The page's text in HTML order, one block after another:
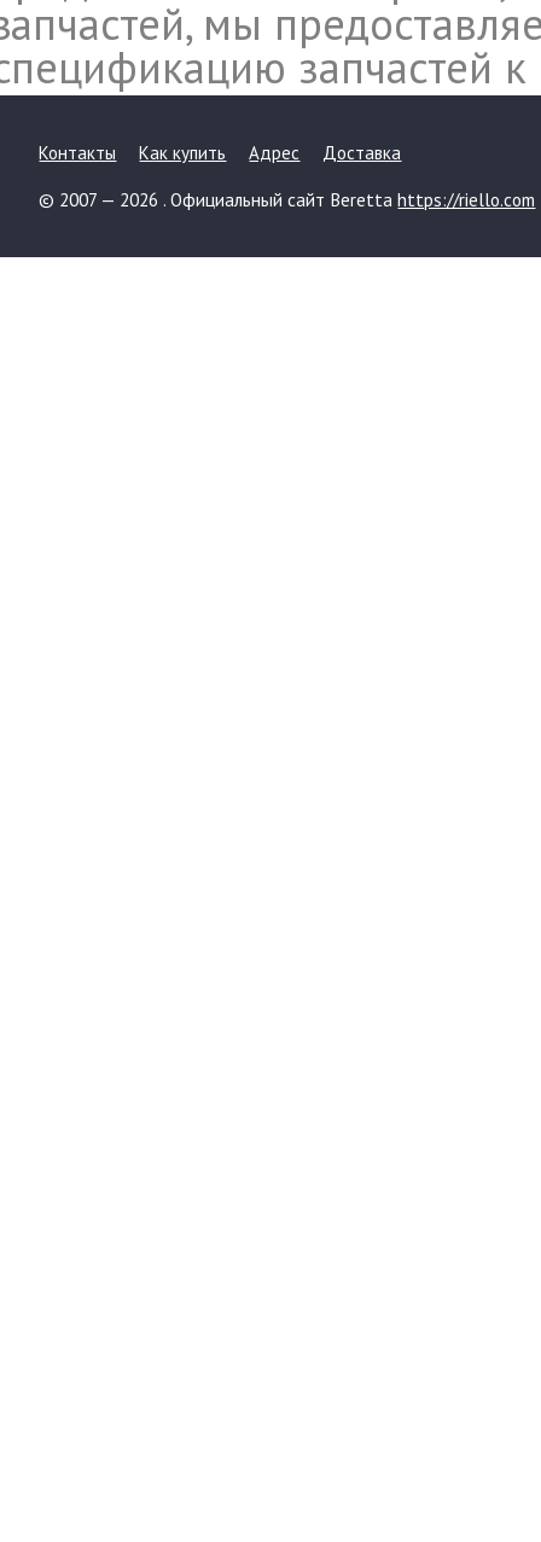
мы
запчастей к
Контакты Как купить Адрес Доставка
© 2007 — 2026 . Официальный сайт Berettahttps://riello.com